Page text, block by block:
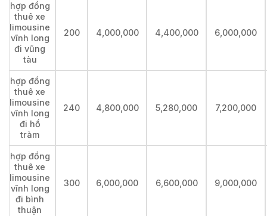
hợp đồng
thuê xe
limousine
vĩnh long
đi vũng
tàu
200 4,000,000 4,400,000 6,000,000
hợp đồng
thuê xe
limousine
vĩnh long
đi hồ
tràm
240 4,800,000 5,280,000 7,200,000
hợp đồng
thuê xe
limousine
vĩnh long
đi bình
thuận
300 6,000,000 6,600,000 9,000,000